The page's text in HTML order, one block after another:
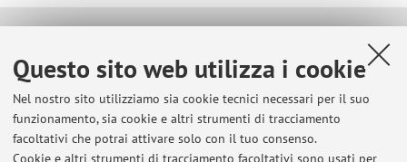
Questo sito web utilizza i cookie
Nel nostro sito utilizziamo sia cookie tecnici necessari per il suo
funzionamento, sia cookie e altri strumenti di tracciamento
facoltativi che potrai attivare solo con il tuo consenso.
Cookie e altri strumenti di tracciamento facoltativi sono usati per